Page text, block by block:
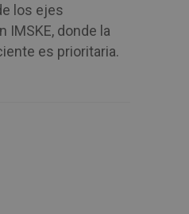
los ejes
IMSKE, donde la
es prioritaria.